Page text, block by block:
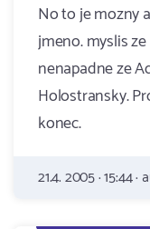
No to je mozny
jmeno. myslis
nenapadne ze
Holostransky.
konec.
21.4. 2005 · 15:44 ·